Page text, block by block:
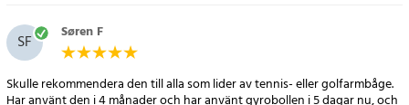
SF Søren F
Skulle rekommendera den till alla som lider av tennis- eller golfarmbåge.